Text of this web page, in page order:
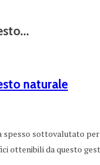
naturale
spesso sottovalutato per
ottenibili da questo